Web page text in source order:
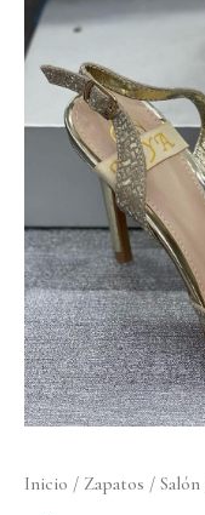
Inicio / Zapatos / Salón